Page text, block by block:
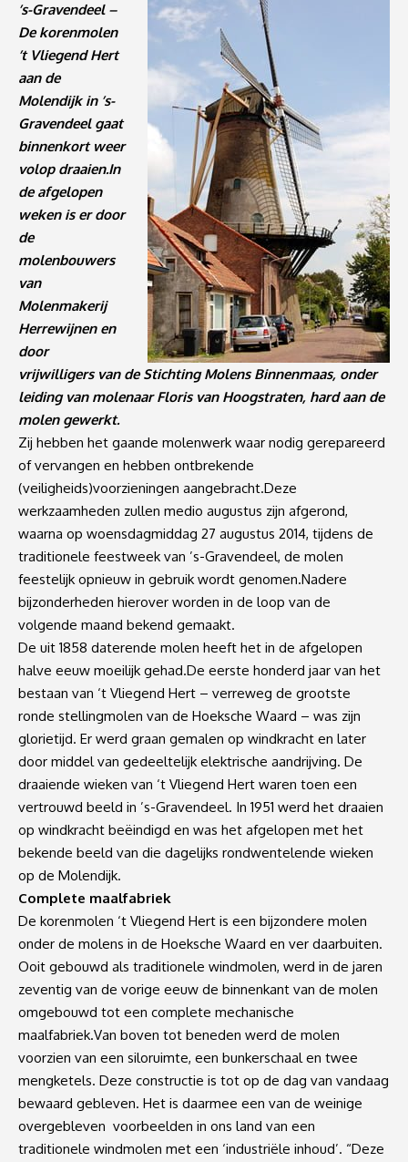
’s-Gravendeel –
De korenmolen
’t Vliegend Hert
aan de
Molendijk in ’s-
Gravendeel gaat
binnenkort weer
volop draaien.In
de afgelopen
weken is er door
de
molenbouwers
van
Molenmakerij
Herrewijnen en
door
vrijwilligers van de Stichting Molens Binnenmaas, onder
leiding van molenaar Floris van Hoogstraten, hard aan de
molen gewerkt.
Zij hebben het gaande molenwerk waar nodig gerepareerd
of vervangen en hebben ontbrekende
(veiligheids)voorzieningen aangebracht.Deze
werkzaamheden zullen medio augustus zijn afgerond,
waarna op woensdagmiddag 27 augustus 2014, tijdens de
traditionele feestweek van ’s-Gravendeel, de molen
feestelijk opnieuw in gebruik wordt genomen.Nadere
bijzonderheden hierover worden in de loop van de
volgende maand bekend gemaakt.
De uit 1858 daterende molen heeft het in de afgelopen
halve eeuw moeilijk gehad.De eerste honderd jaar van het
bestaan van ‘t Vliegend Hert – verreweg de grootste
ronde stellingmolen van de Hoeksche Waard – was zijn
glorietijd. Er werd graan gemalen op windkracht en later
door middel van gedeeltelijk elektrische aandrijving. De
draaiende wieken van ‘t Vliegend Hert waren toen een
vertrouwd beeld in ’s-Gravendeel. In 1951 werd het draaien
op windkracht beëindigd en was het afgelopen met het
bekende beeld van die dagelijks rondwentelende wieken
op de Molendijk.
Complete maalfabriek
De korenmolen ‘t Vliegend Hert is een bijzondere molen
onder de molens in de Hoeksche Waard en ver daarbuiten.
Ooit gebouwd als traditionele windmolen, werd in de jaren
zeventig van de vorige eeuw de binnenkant van de molen
omgebouwd tot een complete mechanische
maalfabriek.Van boven tot beneden werd de molen
voorzien van een siloruimte, een bunkerschaal en twee
mengketels. Deze constructie is tot op de dag van vandaag
bewaard gebleven. Het is daarmee een van de weinige
overgebleven voorbeelden in ons land van een
traditionele windmolen met een ‘industriële inhoud’. “Deze